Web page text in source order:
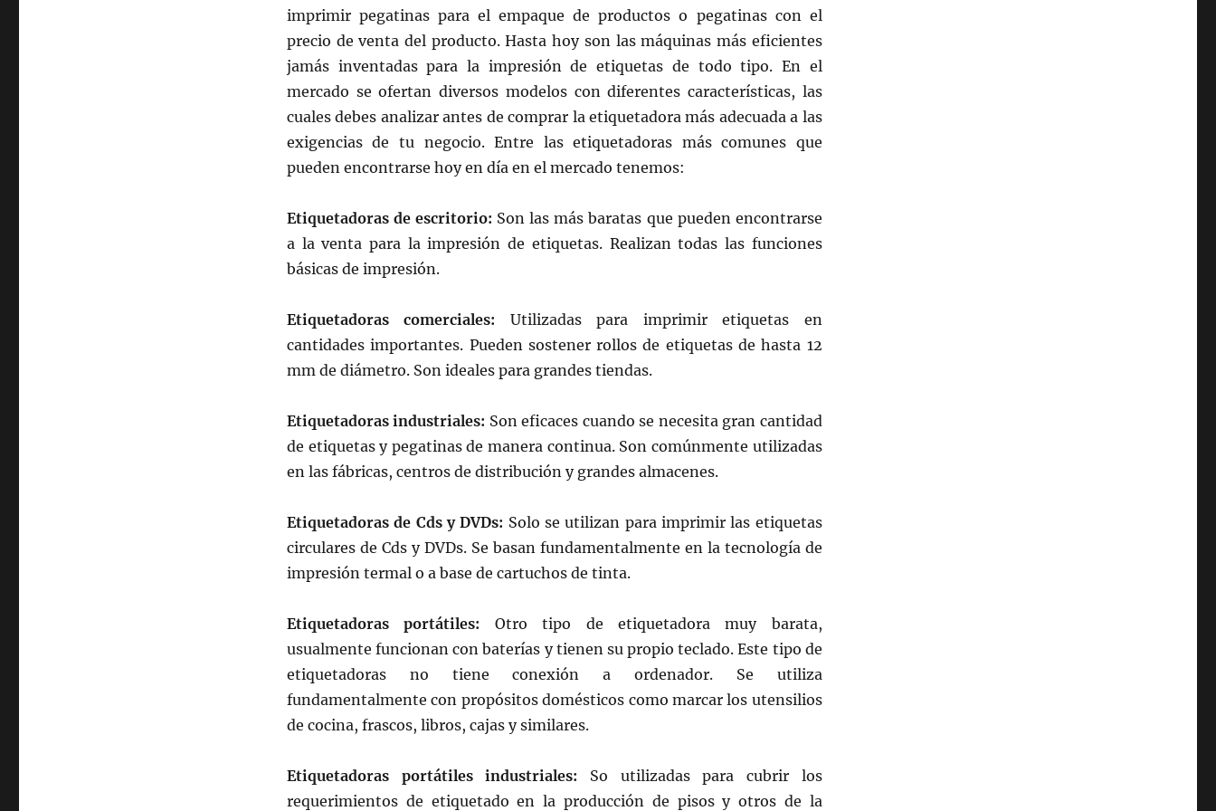
imprimir pegatinas para el empaque de productos o pegatinas con el
precio de venta del producto. Hasta hoy son las máquinas más eficientes
jamás inventadas para la impresión de etiquetas de todo tipo. En el
mercado se ofertan diversos modelos con diferentes características, las
cuales debes analizar antes de comprar la etiquetadora más adecuada a las
exigencias de tu negocio. Entre las etiquetadoras más comunes que
pueden encontrarse hoy en día en el mercado tenemos:
Etiquetadoras de escritorio: Son las más baratas que pueden encontrarse
a la venta para la impresión de etiquetas. Realizan todas las funciones
básicas de impresión.
Etiquetadoras comerciales: Utilizadas para imprimir etiquetas en
cantidades importantes. Pueden sostener rollos de etiquetas de hasta 12
mm de diámetro. Son ideales para grandes tiendas.
Etiquetadoras industriales: Son eficaces cuando se necesita gran cantidad
de etiquetas y pegatinas de manera continua. Son comúnmente utilizadas
en las fábricas, centros de distribución y grandes almacenes.
Etiquetadoras de Cds y DVDs: Solo se utilizan para imprimir las etiquetas
circulares de Cds y DVDs. Se basan fundamentalmente en la tecnología de
impresión termal o a base de cartuchos de tinta.
Etiquetadoras portátiles: Otro tipo de etiquetadora muy barata,
usualmente funcionan con baterías y tienen su propio teclado. Este tipo de
etiquetadoras no tiene conexión a ordenador. Se utiliza
fundamentalmente con propósitos domésticos como marcar los utensilios
de cocina, frascos, libros, cajas y similares.
Etiquetadoras portátiles industriales: So utilizadas para cubrir los
requerimientos de etiquetado en la producción de pisos y otros de la